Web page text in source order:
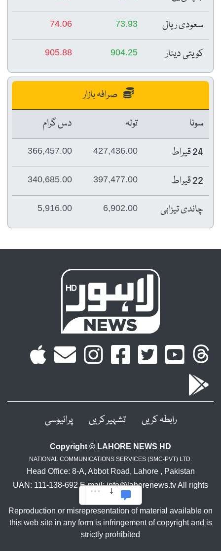
سعودی ریال 73.93
74.06
کویتی دینار 904.25
905.88
صرافہ بازار
سونا
تولہ
دس گرام
24 قیراط
427,436.00
366,457.00
22 قیراط 397,477.00
340,685.00
چاندی تیزابی 6,902.00
5,916.00
رابطہ کریں تشہیر کریں پرائیوسی
Copyright © LAHORE NEWS HD
NATIONAL COMMUNICATIONS SERVICES (SMC-PVT) LTD.
Head Office: 8-A, Abbot Road, Lahore , Pakistan
UAN: 111-138-692 E-mail: info@lahorenews.tv All rights
reserved.
Reproduction or misrepresentation of material available on
this web site in any form is infringement of copyright and is
strictly prohibited